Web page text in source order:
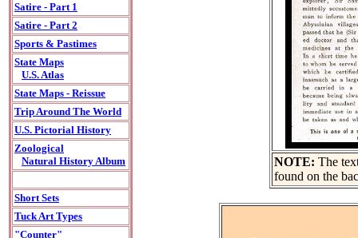
Satire - Part 1
Satire - Part 2
Sports & Pastimes
State Maps
U.S. Atlas
State Maps - Reissue
Trip Around The World
U.S. Pictorial History
Zoological
Natural History Album
Short Sets
Tuck Art Types
"Counter"
NOTE: The
found on the